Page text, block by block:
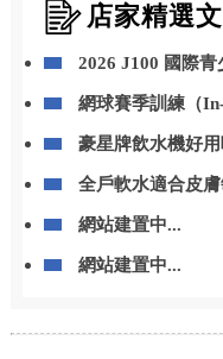
店家精選
2026 J100 國際
網球賽季訓練（
豪星牌飲水機好
雄飲水機推薦
全戶軟水適合皮
高雄全戶軟水設備
網站建置中...
網站建置中...